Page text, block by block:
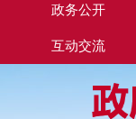
政务公开
互动交流